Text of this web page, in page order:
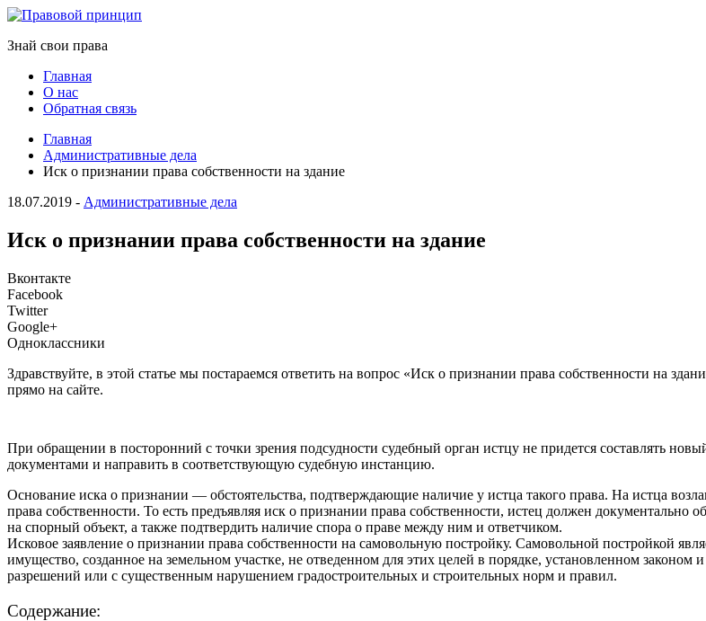
Знай свои права
Главная
О нас
Обратная связь
Главная
Административные дела
Иск о признании права собственности на здание
18.07.2019 - Административные дела
Иск о признании права собственности на здание
Вконтакте
Facebook
Twitter
Google+
Одноклассники
Здравствуйте, в этой статье мы постараемся ответить на вопрос «Иск о признании права собственности на
прямо на сайте.
При обращении в посторонний с точки зрения подсудности судебный орган истцу не придется составлять
документами и направить в соответствующую судебную инстанцию.
Основание иска о признании — обстоятельства, подтверждающие наличие у истца такого права. На истца
права собственности. То есть предъявляя иск о признании права собственности, истец должен документально
на спорный объект, а также подтвердить наличие спора о праве между ним и ответчиком.
Исковое заявление о признании права собственности на самовольную постройку. Самовольной постройкой
имущество, созданное на земельном участке, не отведенном для этих целей в порядке, установленном
разрешений или с существенным нарушением градостроительных и строительных норм и правил.
Содержание: